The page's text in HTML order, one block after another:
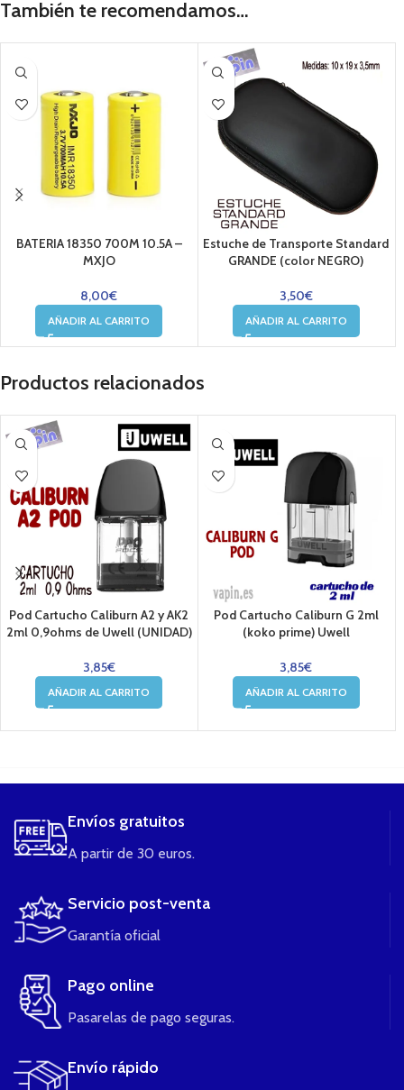
También te recomendamos…
BATERIA 18350 700M 10.5A –
MXJO
8,00€
AÑADIR AL CARRITO
Estuche de Transporte Standard
GRANDE (color NEGRO)
3,50€
AÑADIR AL CARRITO
Productos relacionados
Pod Cartucho Caliburn A2 y AK2
2ml 0,9ohms de Uwell (UNIDAD)
3,85€
AÑADIR AL CARRITO
Pod Cartucho Caliburn G 2ml
(koko prime) Uwell
3,85€
AÑADIR AL CARRITO
Envíos gratuitos
A partir de 30 euros.
Servicio post-venta
Garantía oficial
Pago online
Pasarelas de pago seguras.
Envío rápido